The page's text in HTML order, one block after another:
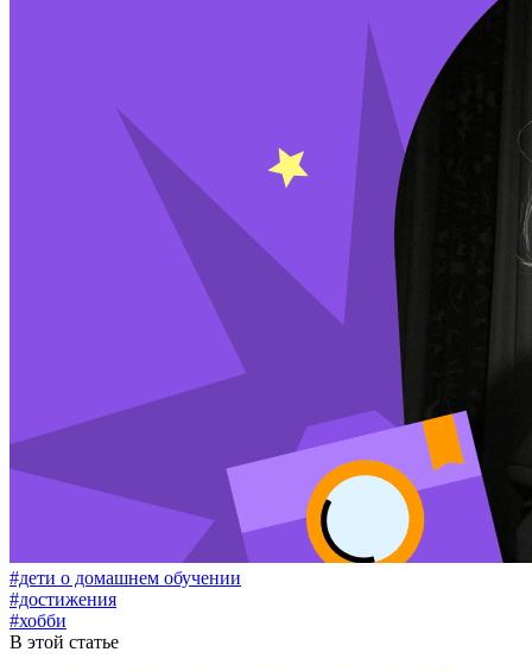
#дети о домашнем обучении
#достижения
#хобби
В этой статье